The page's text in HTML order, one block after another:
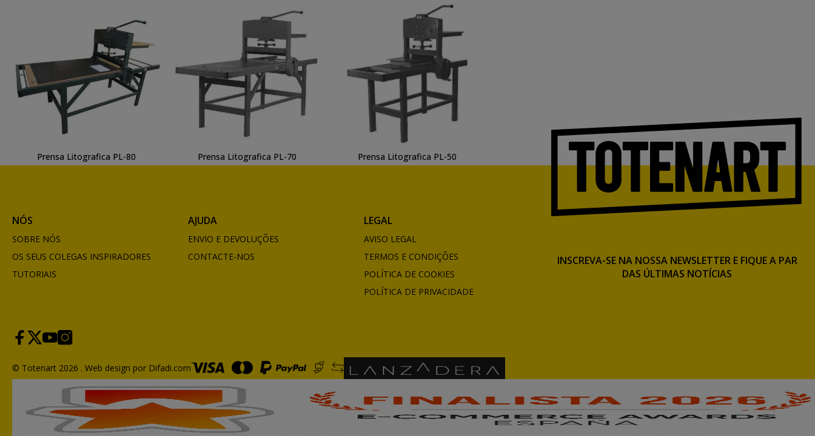
Prensa Litografica PL-80 Prensa Litografica PL-70 Prensa Litografica PL-50
NÓS
SOBRE NÓS
OS SEUS COLEGAS INSPIRADORES
TUTORIAIS
AJUDA
ENVIO E DEVOLUÇÕES
CONTACTE-NOS
LEGAL
AVISO LEGAL
TERMOS E CONDIÇÕES
POLÍTICA DE COOKIES
POLÍTICA DE PRIVACIDADE
INSCREVA-SE NA NOSSA NEWSLETTER E FIQUE A PAR
DAS ÚLTIMAS NOTÍCIAS
© Totenart 2026 . Web design por Difadi.com